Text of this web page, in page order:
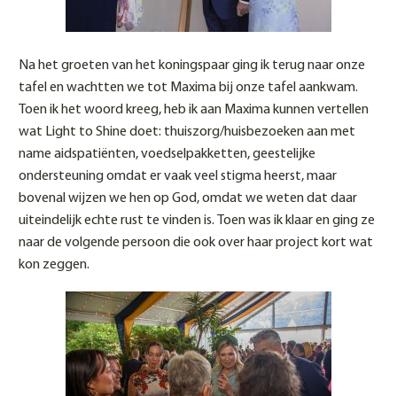
Na het groeten van het koningspaar ging ik terug naar onze
tafel en wachtten we tot Maxima bij onze tafel aankwam.
Toen ik het woord kreeg, heb ik aan Maxima kunnen vertellen
wat Light to Shine doet: thuiszorg/huisbezoeken aan met
name aidspatiënten, voedselpakketten, geestelijke
ondersteuning omdat er vaak veel stigma heerst, maar
bovenal wijzen we hen op God, omdat we weten dat daar
uiteindelijk echte rust te vinden is. Toen was ik klaar en ging ze
naar de volgende persoon die ook over haar project kort wat
kon zeggen.